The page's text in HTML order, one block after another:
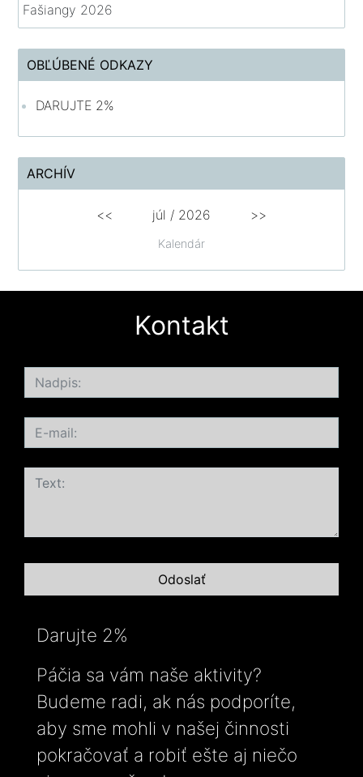
Fašiangy 2026
OBĽÚBENÉ ODKAZY
DARUJTE 2%
ARCHÍV
Kalendár
<< júl / 2026 >>
Kontakt
Darujte 2%
Páčia sa vám naše aktivity?
Budeme radi, ak nás podporíte,
aby sme mohli v našej činnosti
pokračovať a robiť ešte aj niečo